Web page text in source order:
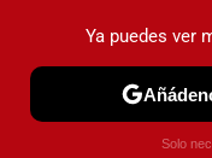
PRUEBAS COCHES
Ya puedes ver
Solo